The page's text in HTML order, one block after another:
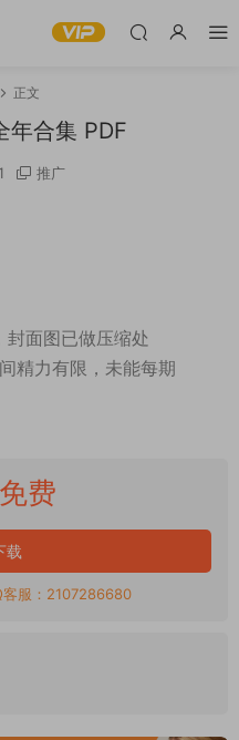
正文
合集 PDF
推广
封面图已做压缩处
精力有限，未能每期
免费
载
客服：2107286680